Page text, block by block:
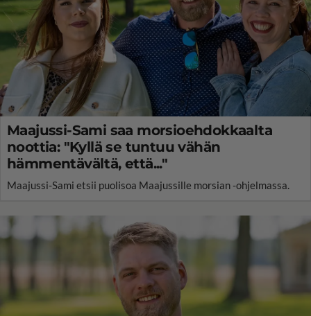
Maajussi-Sami saa morsioehdokkaalta
noottia: "Kyllä se tuntuu vähän
hämmentävältä, että..."
Maajussi-Sami etsii puolisoa Maajussille morsian -ohjelmassa.